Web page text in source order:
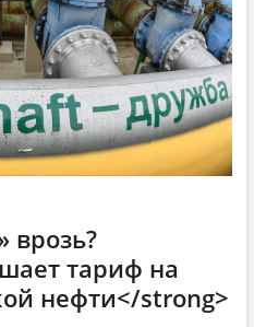
врозь?
тариф на
нефти</strong>